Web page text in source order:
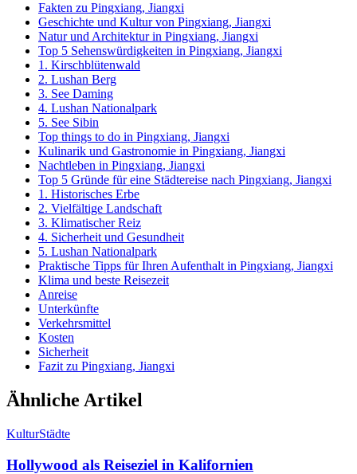
Fakten zu Pingxiang, Jiangxi
Geschichte und Kultur von Pingxiang, Jiangxi
Natur und Architektur in Pingxiang, Jiangxi
Top 5 Sehenswürdigkeiten in Pingxiang, Jiangxi
1. Kirschblütenwald
2. Lushan Berg
3. See Daming
4. Lushan Nationalpark
5. See Sibin
Top things to do in Pingxiang, Jiangxi
Kulinarik und Gastronomie in Pingxiang, Jiangxi
Nachtleben in Pingxiang, Jiangxi
Top 5 Gründe für eine Städtereise nach Pingxiang, Jiangxi
1. Historisches Erbe
2. Vielfältige Landschaft
3. Klimatischer Reiz
4. Sicherheit und Gesundheit
5. Lushan Nationalpark
Praktische Tipps für Ihren Aufenthalt in Pingxiang, Jiangxi
Klima und beste Reisezeit
Anreise
Unterkünfte
Verkehrsmittel
Kosten
Sicherheit
Fazit zu Pingxiang, Jiangxi
Ähnliche Artikel
KulturStädte
Hollywood als Reiseziel in Kalifornien